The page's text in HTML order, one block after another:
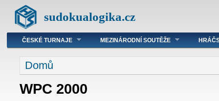
sudokualogika.cz
ČESKÉ TURNAJE MEZINÁRODNÍ SOUTĚŽE
Domů
WPC 2000